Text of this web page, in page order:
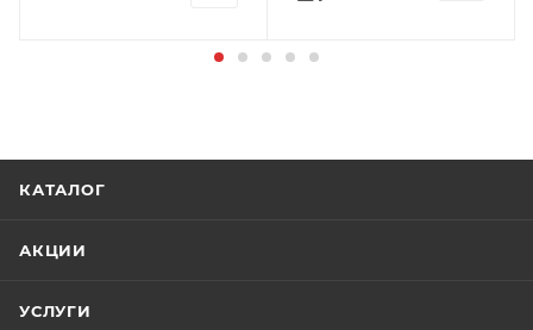
КАТАЛОГ
АКЦИИ
УСЛУГИ